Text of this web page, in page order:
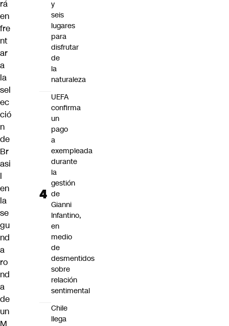
rá
en
fre
nt
ar
a
la
sel
ec
ció
n
de
Br
asi
l
en
la
se
gu
nd
a
ro
nd
a
de
un
M
y
seis
lugares
para
disfrutar
de
la
naturaleza
UEFA
confirma
un
pago
a
exempleada
durante
la
gestión
de
Gianni
Infantino,
en
medio
de
desmentidos
sobre
relación
sentimental
Chile
llega